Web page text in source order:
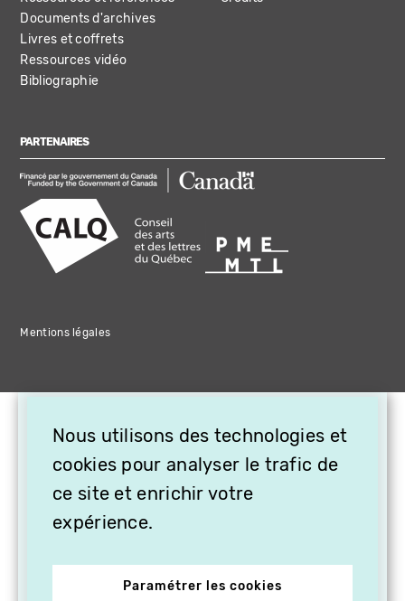
Documents d'archives
Livres et coffrets
Ressources vidéo
Bibliographie
PARTENAIRES
Mentions légales
Nous utilisons des technologies et
cookies pour analyser le trafic de
ce site et enrichir votre
expérience.
Paramétrer les cookies
OFFREZ LA VIDÉO EN
CADEAU, ABONNEZ VOS
PROCHES À VITHÈQUE !